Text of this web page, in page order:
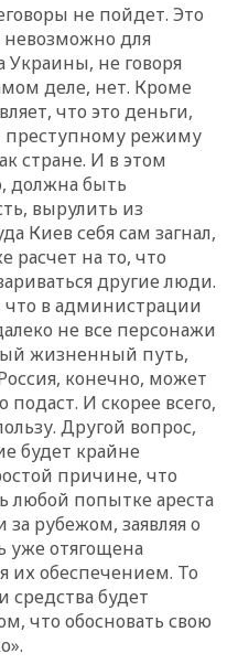
не пойдет. Это
невозможно для
Украины, не говоря
деле, нет. Кроме
что это деньги,
преступному режиму
стране. И в этом
должна быть
вырулить из
Киев себя сам загнал,
расчет на то, что
другие люди.
что в администрации
не все персонажи
жизненный путь,
конечно, может
подаст. И скорее всего,
Другой вопрос,
будет крайне
причине, что
любой попытке ареста
за рубежом, заявляя о
уже отягощена
их обеспечением. То
средства будет
что обосновать свою